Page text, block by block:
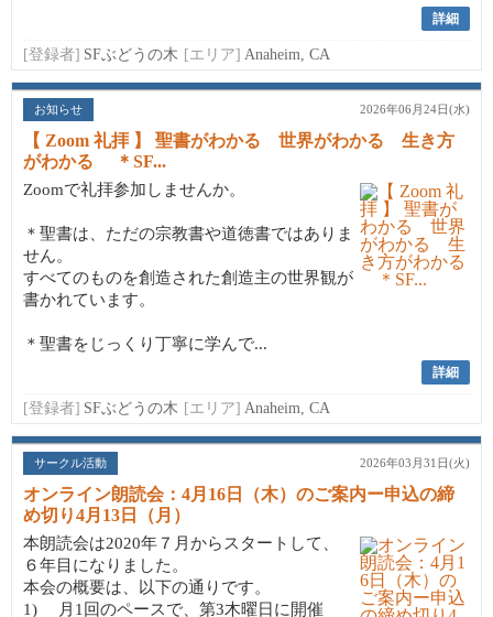
詳細
[登録者] SFぶどうの木 [エリア] Anaheim, CA
お知らせ 2026年06月24日(水)
【 Zoom 礼拝 】 聖書がわかる 世界がわかる 生き方
がわかる ＊SF...
Zoomで礼拝参加しませんか。
＊聖書は、ただの宗教書や道徳書ではありま
せん。
すべてのものを創造された創造主の世界観が
書かれています。
＊聖書をじっくり丁寧に学んで...
詳細
[登録者] SFぶどうの木 [エリア] Anaheim, CA
サークル活動 2026年03月31日(火)
オンライン朗読会：4月16日（木）のご案内ー申込の締
め切り4月13日（月）
本朗読会は2020年７月からスタートして、
６年目になりました。
本会の概要は、以下の通りです。
1) 月1回のペースで、第3木曜日に開催